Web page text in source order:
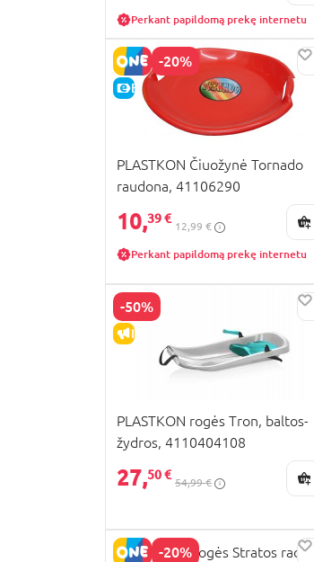
Perkant papildomą prekę internetu
-20%
E-KAINA
PLASTKON Čiuožynė Tornado
raudona, 41106290
10,39 €
12,99 €
Perkant papildomą prekę internetu
-50%
IŠPARDAVIMAS
PLASTKON rogės Tron, baltos-
žydros, 4110404108
27,50 €
54,99 €
-20%
PLASTKON Rogės Stratos racing